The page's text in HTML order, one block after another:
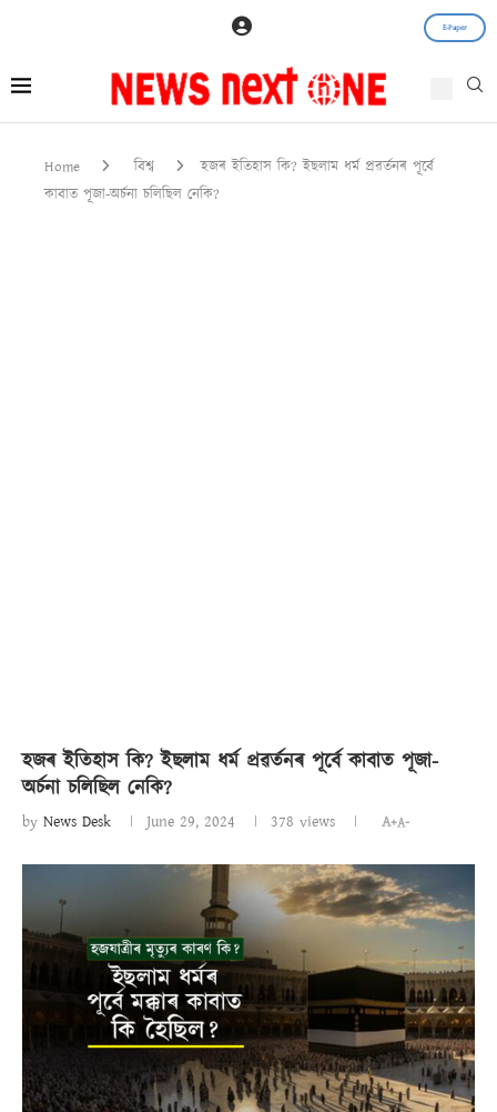
E-Paper
Home বিশ্ব
হজৰ ইতিহাস কি? ইছলাম ধৰ্ম প্ৰৱৰ্তনৰ পূৰ্বে
কাবাত পূজা-অৰ্চনা চলিছিল নেকি?
হজৰ ইতিহাস কি? ইছলাম ধৰ্ম প্ৰৱৰ্তনৰ পূৰ্বে কাবাত পূজা-
অৰ্চনা চলিছিল নেকি?
by News Desk June 29, 2024 378 views A+A-